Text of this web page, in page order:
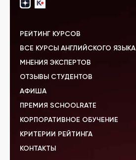
РЕЙТИНГ КУРСОВ
ВСЕ КУРСЫ АНГЛИЙСКОГО ЯЗЫКА
МНЕНИЯ ЭКСПЕРТОВ
ОТЗЫВЫ СТУДЕНТОВ
АФИША
ПРЕМИЯ SCHOOLRATE
КОРПОРАТИВНОЕ ОБУЧЕНИЕ
КРИТЕРИИ РЕЙТИНГА
КОНТАКТЫ